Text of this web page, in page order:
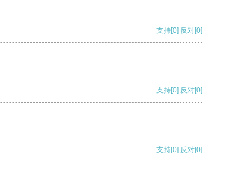
支持[0] 反对[0]
支持[0] 反对[0]
支持[0] 反对[0]